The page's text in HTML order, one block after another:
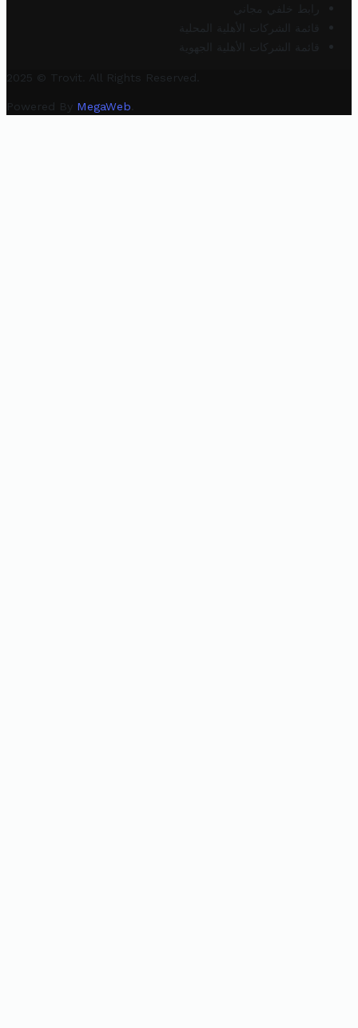
رابط خلفي مجاني
قائمة الشركات الأهلية المحلية
قائمة الشركات الأهلية الجهوية
2025 © Trovit. All Rights Reserved.
Powered By MegaWeb